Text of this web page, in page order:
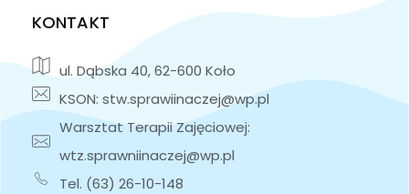
KONTAKT
ul. Dąbska 40, 62-600 Koło
KSON: stw.sprawiinaczej@wp.pl
Warsztat Terapii Zajęciowej:
wtz.sprawniinaczej@wp.pl
Tel. (63) 26-10-148